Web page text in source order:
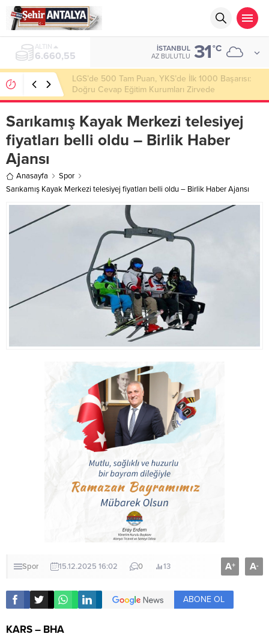
ALTIN
6.660,55
İSTANBUL
AZ BULUTLU 31°C
LGS’de 500 Tam Puan, YKS’de İlk 1000 Başarısı:
Doğru Cevap Eğitim Kurumları Zirvede
Sarıkamış Kayak Merkezi telesiyej
fiyatları belli oldu – Birlik Haber
Ajansı
Anasayfa
Spor
Sarıkamış Kayak Merkezi telesiyej fiyatları belli oldu – Birlik Haber Ajansı
Spor 15.12.2025 16:02 0 13 A+ A-
ABONE OL
KARS – BHA